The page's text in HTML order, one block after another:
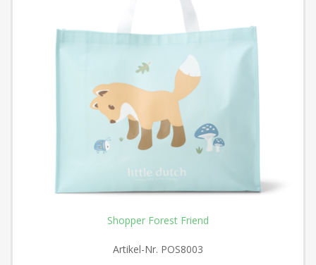
Shopper Forest Friend
Artikel-Nr. POS8003